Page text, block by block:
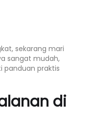
sekarang mari
sangat mudah,
panduan praktis
di